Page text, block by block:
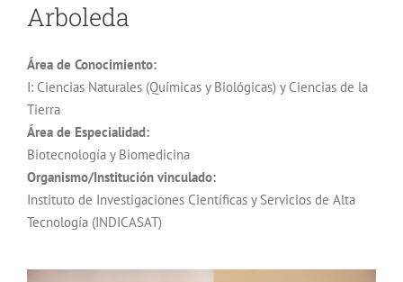
Arboleda
Área de Conocimiento:
I: Ciencias Naturales (Químicas y Biológicas) y Ciencias de la
Tierra
Área de Especialidad:
Biotecnología y Biomedicina
Organismo/Institución vinculado:
Instituto de Investigaciones Científicas y Servicios de Alta
Tecnología (INDICASAT)